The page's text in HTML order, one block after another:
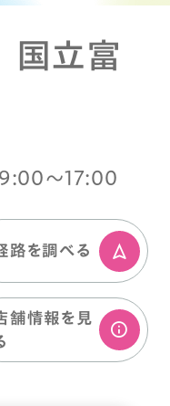
国立富
〜17:00
路を調べる
舗情報を⾒